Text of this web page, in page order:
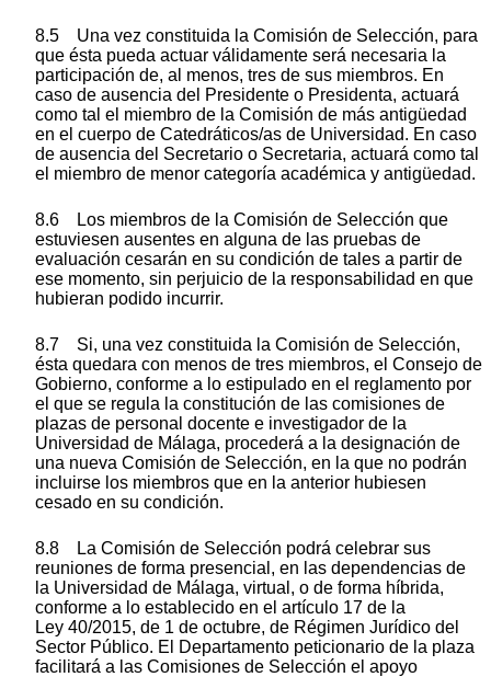
8.5 Una vez constituida la Comisión de Selección, para
que ésta pueda actuar válidamente será necesaria la
participación de, al menos, tres de sus miembros. En
caso de ausencia del Presidente o Presidenta, actuará
como tal el miembro de la Comisión de más antigüedad
en el cuerpo de Catedráticos/as de Universidad. En caso
de ausencia del Secretario o Secretaria, actuará como tal
el miembro de menor categoría académica y antigüedad.
8.6 Los miembros de la Comisión de Selección que
estuviesen ausentes en alguna de las pruebas de
evaluación cesarán en su condición de tales a partir de
ese momento, sin perjuicio de la responsabilidad en que
hubieran podido incurrir.
8.7 Si, una vez constituida la Comisión de Selección,
ésta quedara con menos de tres miembros, el Consejo de
Gobierno, conforme a lo estipulado en el reglamento por
el que se regula la constitución de las comisiones de
plazas de personal docente e investigador de la
Universidad de Málaga, procederá a la designación de
una nueva Comisión de Selección, en la que no podrán
incluirse los miembros que en la anterior hubiesen
cesado en su condición.
8.8 La Comisión de Selección podrá celebrar sus
reuniones de forma presencial, en las dependencias de
la Universidad de Málaga, virtual, o de forma híbrida,
conforme a lo establecido en el artículo 17 de la
Ley 40/2015, de 1 de octubre, de Régimen Jurídico del
Sector Público. El Departamento peticionario de la plaza
facilitará a las Comisiones de Selección el apoyo